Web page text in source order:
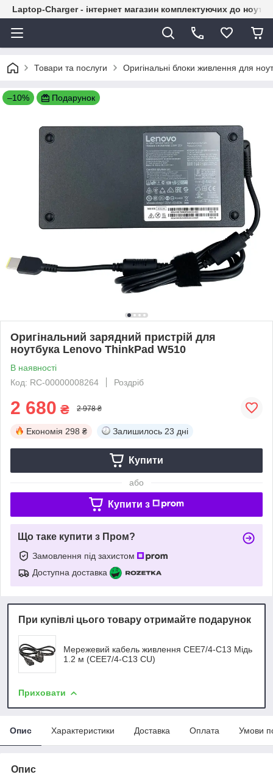
Laptop-Charger - інтернет магазин комплектуючих до
Товари та послуги Оригінальні блоки живлення для
–10% Подарунок
Оригінальний зарядний пристрій для
ноутбука Lenovo ThinkPad W510
В наявності
Код: RC-00000008264
Роздріб
2 680 ₴ 2 978 ₴
Економія 298 ₴ Залишилось 23 дні
Купити
або
Купити з
Що таке купити з Пром?
Замовлення під захистом
Доступна доставка
При купівлі цього товару отримайте подарунок
Мережевий кабель живлення CEE7/4-C13 Мідь
1.2 м (CEE7/4-C13 CU)
Приховати
Опис Характеристики Доставка Оплата Умови
Опис